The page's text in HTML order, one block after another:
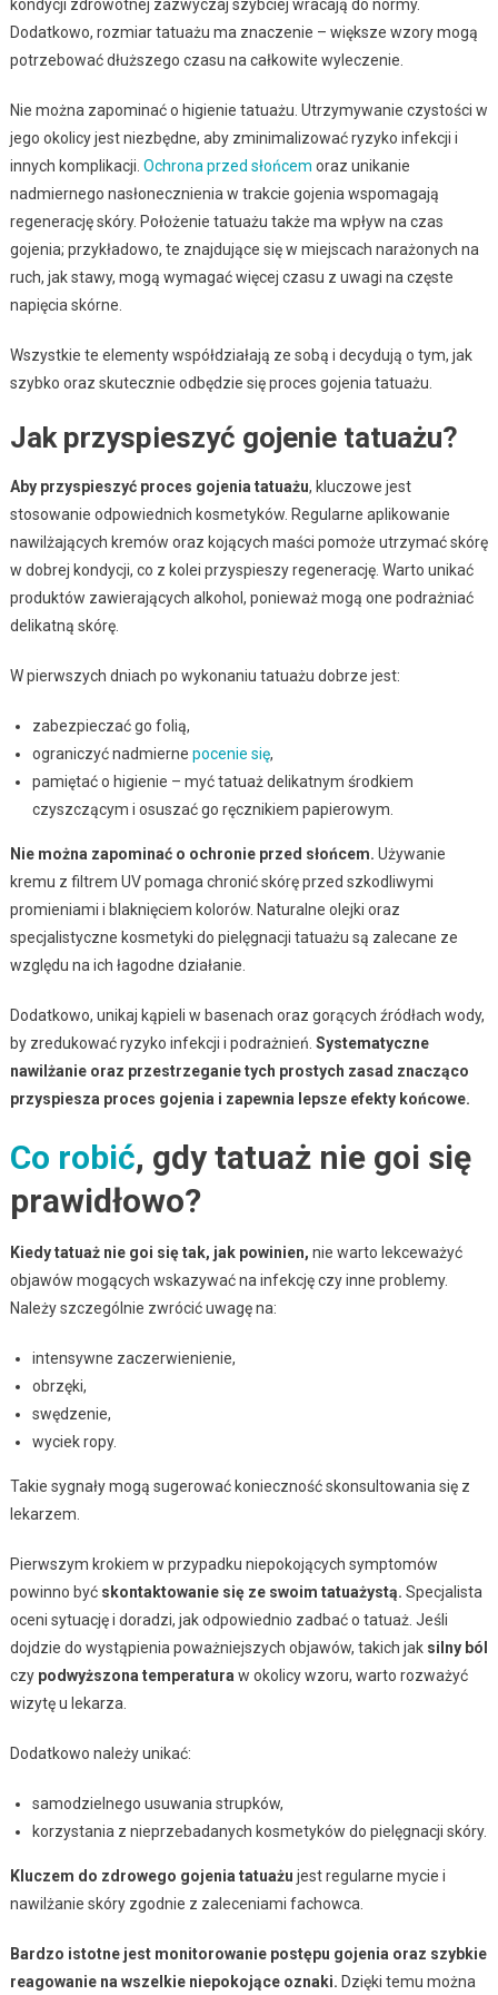
kondycji zdrowotnej zazwyczaj szybciej wracają do normy.
Dodatkowo, rozmiar tatuażu ma znaczenie – większe wzory mogą
potrzebować dłuższego czasu na całkowite wyleczenie.
Nie można zapominać o higienie tatuażu. Utrzymywanie czystości w
jego okolicy jest niezbędne, aby zminimalizować ryzyko infekcji i
innych komplikacji. Ochrona przed słońcem oraz unikanie
nadmiernego nasłonecznienia w trakcie gojenia wspomagają
regenerację skóry. Położenie tatuażu także ma wpływ na czas
gojenia; przykładowo, te znajdujące się w miejscach narażonych na
ruch, jak stawy, mogą wymagać więcej czasu z uwagi na częste
napięcia skórne.
Wszystkie te elementy współdziałają ze sobą i decydują o tym, jak
szybko oraz skutecznie odbędzie się proces gojenia tatuażu.
Jak przyspieszyć gojenie tatuażu?
Aby przyspieszyć proces gojenia tatuażu, kluczowe jest
stosowanie odpowiednich kosmetyków. Regularne aplikowanie
nawilżających kremów oraz kojących maści pomoże utrzymać skórę
w dobrej kondycji, co z kolei przyspieszy regenerację. Warto unikać
produktów zawierających alkohol, ponieważ mogą one podrażniać
delikatną skórę.
W pierwszych dniach po wykonaniu tatuażu dobrze jest:
zabezpieczać go folią,
ograniczyć nadmierne pocenie się,
pamiętać o higienie – myć tatuaż delikatnym środkiem
czyszczącym i osuszać go ręcznikiem papierowym.
Nie można zapominać o ochronie przed słońcem. Używanie
kremu z filtrem UV pomaga chronić skórę przed szkodliwymi
promieniami i blaknięciem kolorów. Naturalne olejki oraz
specjalistyczne kosmetyki do pielęgnacji tatuażu są zalecane ze
względu na ich łagodne działanie.
Dodatkowo, unikaj kąpieli w basenach oraz gorących źródłach wody,
by zredukować ryzyko infekcji i podrażnień. Systematyczne
nawilżanie oraz przestrzeganie tych prostych zasad znacząco
przyspiesza proces gojenia i zapewnia lepsze efekty końcowe.
Co robić, gdy tatuaż nie goi się
prawidłowo?
Kiedy tatuaż nie goi się tak, jak powinien, nie warto lekceważyć
objawów mogących wskazywać na infekcję czy inne problemy.
Należy szczególnie zwrócić uwagę na:
intensywne zaczerwienienie,
obrzęki,
swędzenie,
wyciek ropy.
Takie sygnały mogą sugerować konieczność skonsultowania się z
lekarzem.
Pierwszym krokiem w przypadku niepokojących symptomów
powinno być skontaktowanie się ze swoim tatuażystą. Specjalista
oceni sytuację i doradzi, jak odpowiednio zadbać o tatuaż. Jeśli
dojdzie do wystąpienia poważniejszych objawów, takich jak silny ból
czy podwyższona temperatura w okolicy wzoru, warto rozważyć
wizytę u lekarza.
Dodatkowo należy unikać:
samodzielnego usuwania strupków,
korzystania z nieprzebadanych kosmetyków do pielęgnacji skóry.
Kluczem do zdrowego gojenia tatuażu jest regularne mycie i
nawilżanie skóry zgodnie z zaleceniami fachowca.
Bardzo istotne jest monitorowanie postępu gojenia oraz szybkie
reagowanie na wszelkie niepokojące oznaki. Dzięki temu można